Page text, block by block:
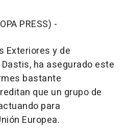
PRESS) -
Exteriores y de
ha asegurado este
bastante
que un grupo de
para
Europea.